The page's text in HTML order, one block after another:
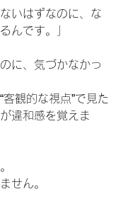
いはずなのに、な
んです。」
に、気づかなかっ
観的な視点”で見た
違和感を覚えま
せん。